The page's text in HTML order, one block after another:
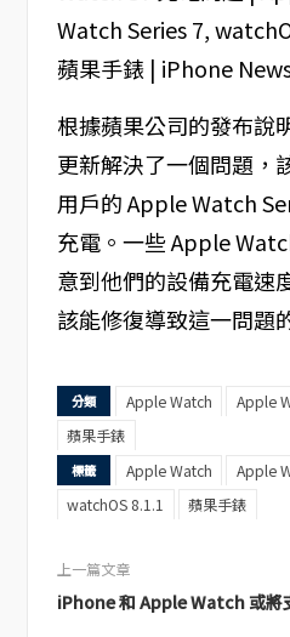
根據蘋果公司的發布說
更新解決了一個問題，
用戶的 Apple Watch
充電。一些 Apple
意到他們的設備充電速
該能修復導致這一問題
分類 Apple Watch Apple
蘋果手錶
標籤 Apple Watch Apple
watchOS 8.1.1
蘋果手錶
上一篇文章
iPhone 和 Apple Watch 或將